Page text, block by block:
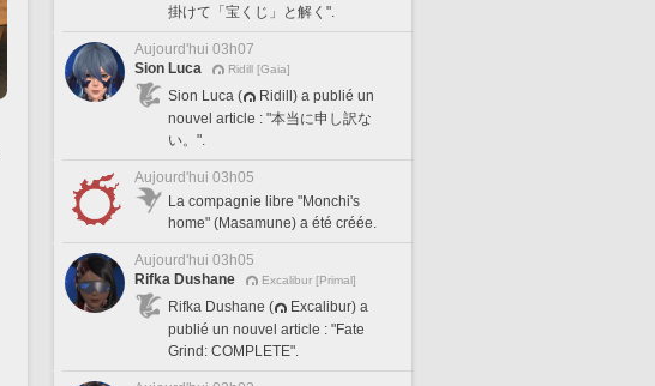
掛けて「宝くじ」と解く".
Aujourd'hui 03h07
Sion Luca
Ridill [Gaia]
Sion Luca (
Ridill) a publié un
nouvel article : "本当に申し訳な
い。".
Aujourd'hui 03h05
La compagnie libre "Monchi's
home" (Masamune) a été créée.
Aujourd'hui 03h05
Rifka Dushane
Excalibur [Primal]
Rifka Dushane (
Excalibur) a
publié un nouvel article : "Fate
Grind: COMPLETE".